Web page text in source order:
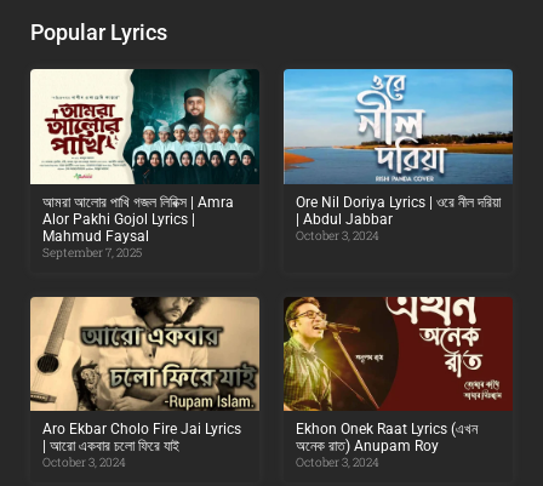
Popular Lyrics
আমরা আলোর পাখি গজল লিরিক্স | Amra
Alor Pakhi Gojol Lyrics |
Mahmud Faysal
September 7, 2025
Ore Nil Doriya Lyrics | ওরে নীল দরিয়া
| Abdul Jabbar
October 3, 2024
Aro Ekbar Cholo Fire Jai Lyrics
| আরো একবার চলো ফিরে যাই
October 3, 2024
Ekhon Onek Raat Lyrics (এখন
অনেক রাত) Anupam Roy
October 3, 2024